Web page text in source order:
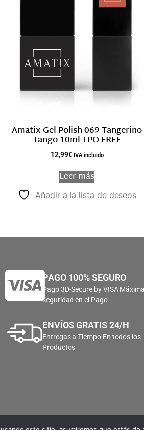
Amatix Gel Polish 069 Tangerino
Tango 10ml TPO FREE
12,99€ IVA incluido
Leer más
Añadir a la lista de deseos
PAGO 100% SEGURO
Pago 3D-Secure by VISA Máxima
seguridad en el Pago
ENVÍOS GRATIS 24/H
Entregas a Tiempo En todos los
Productos